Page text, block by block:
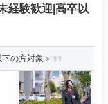
経験歓迎|高卒以
の方対象＞